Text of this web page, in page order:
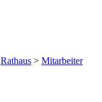
Rathaus > Mitarbeiter